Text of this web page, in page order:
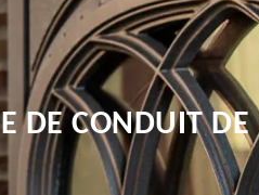
DE CONDUIT DE